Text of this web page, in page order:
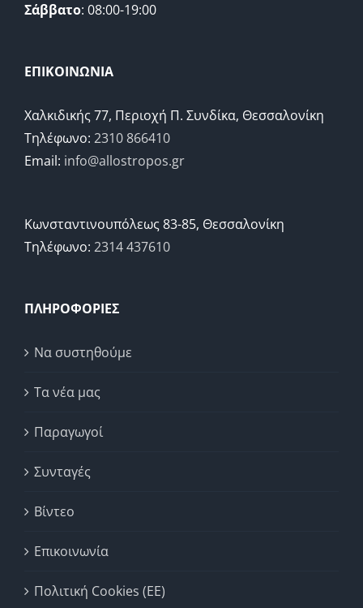
Σάββατο: 08:00-19:00
ΕΠΙΚΟΙΝΩΝΙΑ
Χαλκιδικής 77, Περιοχή Π. Συνδίκα, Θεσσαλονίκη
Τηλέφωνο: 2310 866410
Email: info@allostropos.gr
Κωνσταντινουπόλεως 83-85, Θεσσαλονίκη
Τηλέφωνο: 2314 437610
ΠΛΗΡΟΦΟΡΙΕΣ
Να συστηθούμε
Τα νέα μας
Παραγωγοί
Συνταγές
Βίντεο
Επικοινωνία
Πολιτική Cookies (ΕΕ)